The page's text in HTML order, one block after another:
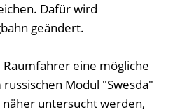
Dafür wird
geändert.
eine mögliche
Modul "Swesda"
untersucht werden,